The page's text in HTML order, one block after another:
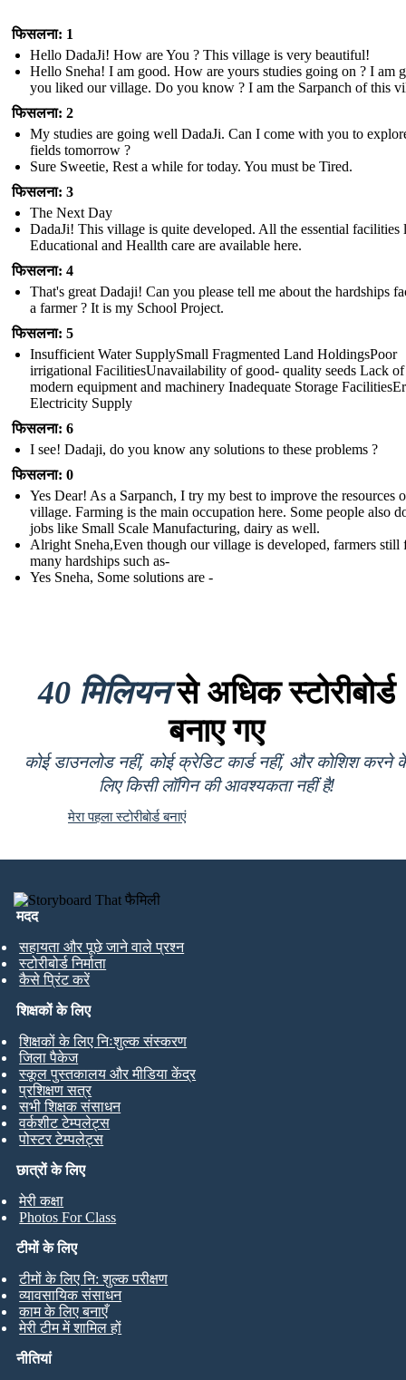
फिसलना: 1
Hello DadaJi! How are You ? This village is very beautiful!
Hello Sneha! I am good. How are yours studies going on ? I am
you liked our village. Do you know ? I am the Sarpanch of this
फिसलना: 2
My studies are going well DadaJi. Can I come with you to
fields tomorrow ?
Sure Sweetie, Rest a while for today. You must be Tired.
फिसलना: 3
The Next Day
DadaJi! This village is quite developed. All the essential facilities
Educational and Heallth care are available here.
फिसलना: 4
That's great Dadaji! Can you please tell me about the hardships
a farmer ? It is my School Project.
फिसलना: 5
Insufficient Water SupplySmall Fragmented Land HoldingsPoor
irrigational FacilitiesUnavailability of good- quality seeds Lack of
modern equipment and machinery Inadequate Storage
Electricity Supply
फिसलना: 6
I see! Dadaji, do you know any solutions to these problems ?
फिसलना: 0
Yes Dear! As a Sarpanch, I try my best to improve the resources
village. Farming is the main occupation here. Some people also
jobs like Small Scale Manufacturing, dairy as well.
Alright Sneha,Even though our village is developed, farmers still
many hardships such as-
Yes Sneha, Some solutions are -
40 मिलियनसे अधिक स्टोरीबोर्ड
बनाए गए
कोई डाउनलोड नहीं, कोई क्रेडिट कार्ड नहीं, और कोशिश करने
लिए किसी लॉगिन की आवश्यकता नहीं है!
मेरा पहला स्टोरीबोर्ड बनाएं
मदद
सहायता और पूछे जाने वाले प्रश्न
स्टोरीबोर्ड निर्माता
कैसे प्रिंट करें
छात्रों के लिए
मेरी कक्षा
Photos For Class
शिक्षकों के लिए
शिक्षकों के लिए निःशुल्क संस्करण
जिला पैकेज
स्कूल पुस्तकालय और मीडिया केंद्र
प्रशिक्षण सत्र
सभी शिक्षक संसाधन
वर्कशीट टेम्पलेट्स
पोस्टर टेम्पलेट्स
टीमों के लिए
टीमों के लिए नि: शुल्क परीक्षण
व्यावसायिक संसाधन
काम के लिए बनाएँ
मेरी टीम में शामिल हों
नीतियां